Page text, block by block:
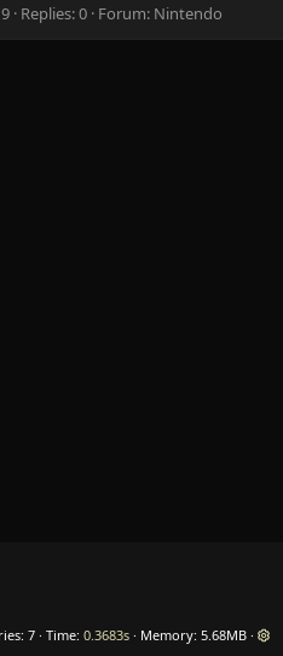
Replies: 0 Forum: Nintendo
7 Time 0.3683s Memory 5.68MB